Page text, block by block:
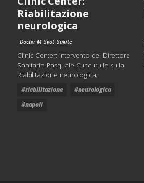
Riabilitazione
neurologica
Doctor M Spot Salute
Clinic Center: intervento del Direttore
Sanitario Pasquale Cuccurullo sulla
Riabilitazione neurologica.
#riabilitazione
#neurologica
#napoli